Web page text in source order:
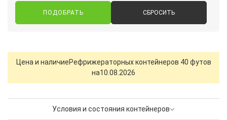
СБРОСИТЬ
Цена и наличиеРефрижераторных контейнеров 40 футов
на10.08.2026
Условия и состояния контейнеров